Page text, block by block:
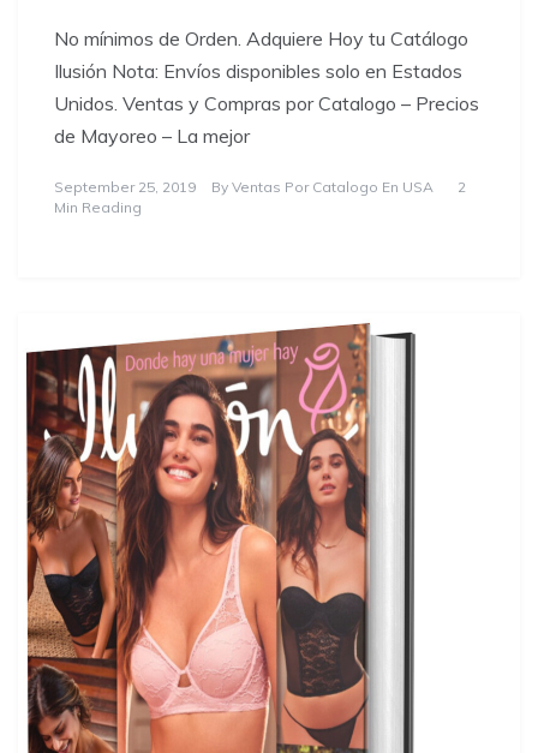
No mínimos de Orden. Adquiere Hoy tu Catálogo
Ilusión Nota: Envíos disponibles solo en Estados
Unidos. Ventas y Compras por Catalogo – Precios
de Mayoreo – La mejor
September 25, 2019 By Ventas Por Catalogo En USA
2
Min Reading